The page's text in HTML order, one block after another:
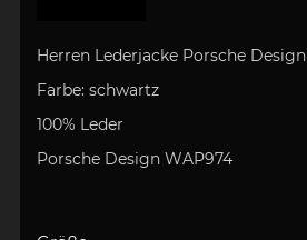
Herren Lederjacke Porsche Design
Farbe: schwartz
100% Leder
Porsche Design WAP974